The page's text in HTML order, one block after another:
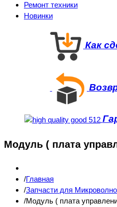
Ремонт техники
Новинки
Как
Модуль ( плата
Главная
Запчасти для
Модуль ( плата